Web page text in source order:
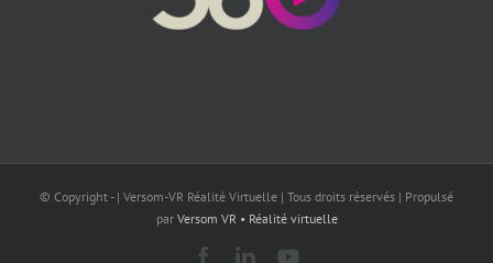
© Copyright - | Versom-VR Réalité Virtuelle | Tous droits réservés | Propulsé
par Versom VR • Réalité virtuelle
Facebook
LinkedIn